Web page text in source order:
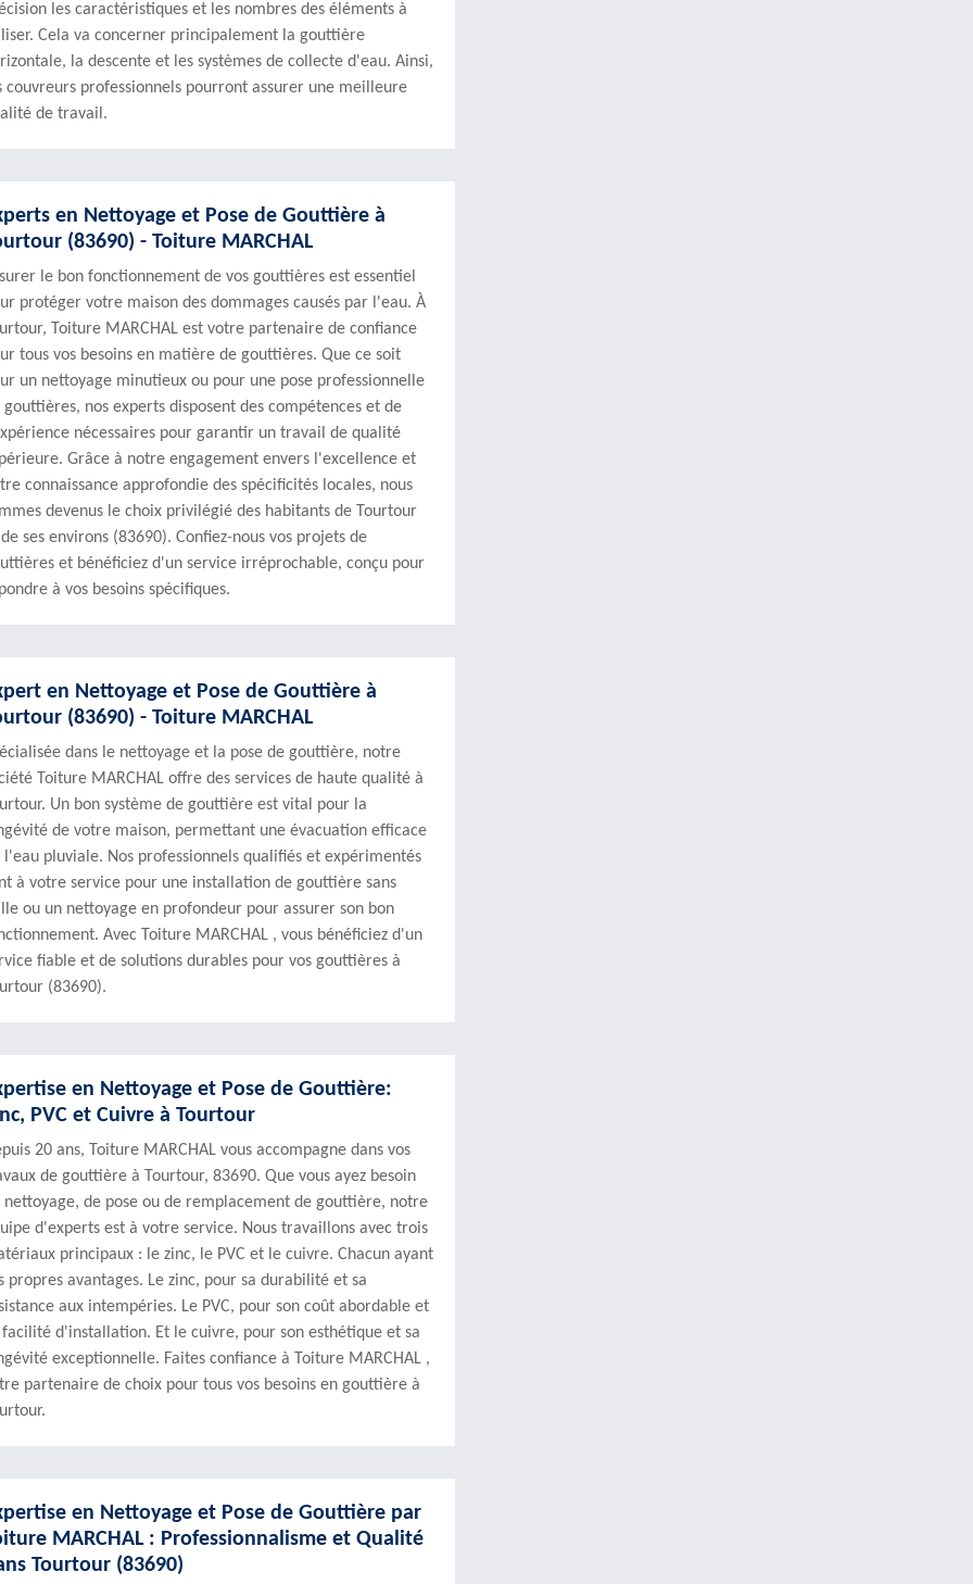
les caractéristiques et les nombres des éléments à
Cela va concerner principalement la gouttière
la descente et les systèmes de collecte d'eau. Ainsi,
couvreurs professionnels pourront assurer une meilleure
de travail.
en Nettoyage et Pose de Gouttière à
(83690) - Toiture MARCHAL
le bon fonctionnement de vos gouttières est essentiel
protéger votre maison des dommages causés par l'eau. À
Toiture MARCHAL est votre partenaire de confiance
tous vos besoins en matière de gouttières. Que ce soit
un nettoyage minutieux ou pour une pose professionnelle
gouttières, nos experts disposent des compétences et de
nécessaires pour garantir un travail de qualité
Grâce à notre engagement envers l'excellence et
connaissance approfondie des spécificités locales, nous
devenus le choix privilégié des habitants de Tourtour
ses environs (83690). Confiez-nous vos projets de
et bénéficiez d'un service irréprochable, conçu pour
à vos besoins spécifiques.
en Nettoyage et Pose de Gouttière à
(83690) - Toiture MARCHAL
dans le nettoyage et la pose de gouttière, notre
Toiture MARCHAL offre des services de haute qualité à
Un bon système de gouttière est vital pour la
de votre maison, permettant une évacuation efficace
l'eau pluviale. Nos professionnels qualifiés et expérimentés
à votre service pour une installation de gouttière sans
ou un nettoyage en profondeur pour assurer son bon
Avec Toiture MARCHAL , vous bénéficiez d'un
fiable et de solutions durables pour vos gouttières à
(83690).
en Nettoyage et Pose de Gouttière:
PVC et Cuivre à Tourtour
20 ans, Toiture MARCHAL vous accompagne dans vos
de gouttière à Tourtour, 83690. Que vous ayez besoin
nettoyage, de pose ou de remplacement de gouttière, notre
d'experts est à votre service. Nous travaillons avec trois
principaux : le zinc, le PVC et le cuivre. Chacun ayant
propres avantages. Le zinc, pour sa durabilité et sa
aux intempéries. Le PVC, pour son coût abordable et
facilité d'installation. Et le cuivre, pour son esthétique et sa
exceptionnelle. Faites confiance à Toiture MARCHAL ,
partenaire de choix pour tous vos besoins en gouttière à
en Nettoyage et Pose de Gouttière par
MARCHAL : Professionnalisme et Qualité
Tourtour (83690)